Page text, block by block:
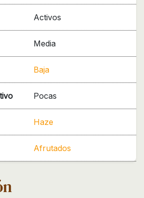
Activos
Media
Baja
Pocas
Haze
Afrutados